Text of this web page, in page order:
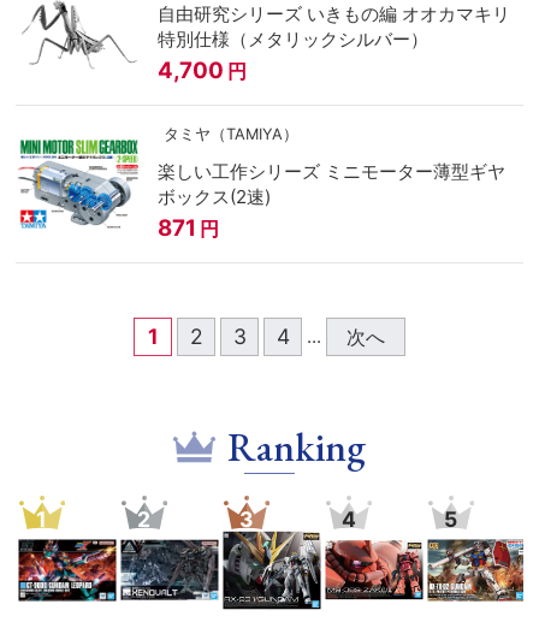
自由研究シリーズ いきもの編 オオカマキリ
特別仕様（メタリックシルバー）
4,700 円
タミヤ（TAMIYA）
楽しい工作シリーズ ミニモーター薄型ギヤ
ボックス(2速)
871 円
1 2 3 4 ... 次へ
Ranking
1 2 3 4 5